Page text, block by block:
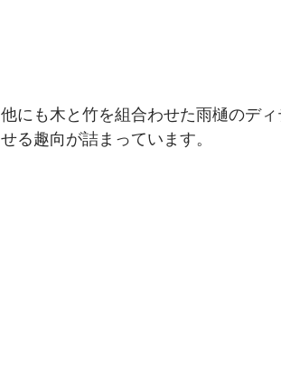
他にも木と竹を組合わせた雨樋のデ
せる趣向が詰まっています。